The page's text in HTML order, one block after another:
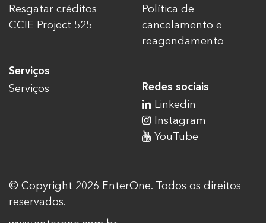
Resgatar créditos
CCIE Project 525
Serviços
Serviços
Política de
cancelamento e
reagendamento
Redes sociais
Linkedin
Instagram
YouTube
© Copyright 2026 EnterOne. Todos os direitos
reservados.